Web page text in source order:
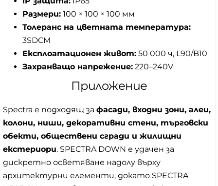
Размери: 100 × 100 × 100 мм
Толеранс на цветната температура:
3SDCM
Експлоатационен живот: 50 000 ч, L90/B10
Захранващо напрежение: 220–240V
Приложение
Spectra е подходящ за фасади, входни зони, алеи,
колони, ниши, декоративни стени, търговски
обекти, обществени сгради и жилищни
екстериори. SPECTRA DOWN е удачен за
дискретно осветяване надолу върху
архитектурни елементи, докато SPECTRA